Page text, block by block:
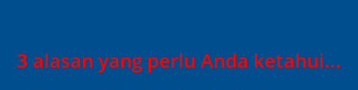
3 alasan yang perlu Anda ketahui...